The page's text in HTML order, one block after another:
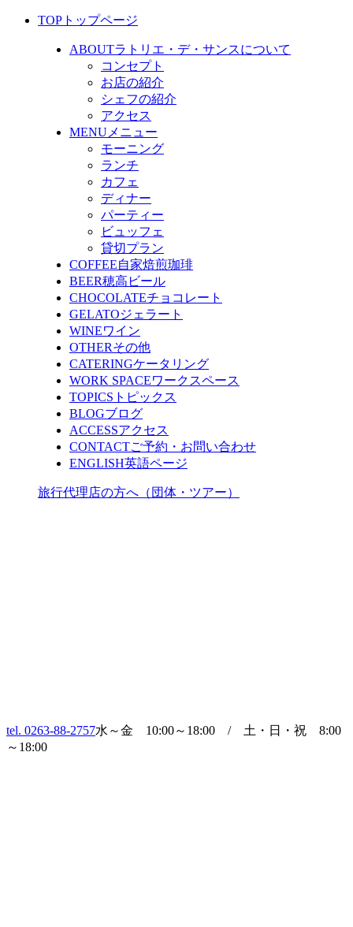
TOP トップページ
ABOUTラトリエ・デ・サンスについて
コンセプト
お店の紹介
シェフの紹介
アクセス
MENU メニュー
モーニング
ランチ
カフェ
ディナー
パーティー
ビュッフェ
貸切プラン
COFFEE自家焙煎珈琲
BEER穂高ビール
CHOCOLATEチョコレート
GELATOジェラート
WINEワイン
OTHERその他
CATERINGケータリング
WORK SPACEワークスペース
TOPICS トピックス
BLOGブログ
ACCESSアクセス
CONTACTご予約・お問い合わせ
ENGLISH英語ページ
旅行代理店の方へ（団体・ツアー）
tel. 0263-88-2757水～金 10:00～18:00 / 土・日・祝 8:00
～18:00